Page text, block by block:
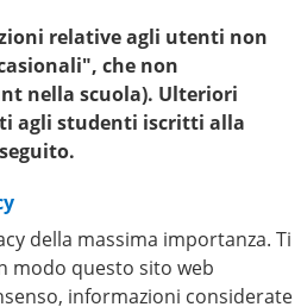
relative agli utenti non
che non
nella scuola). Ulteriori
agli studenti iscritti alla
della massima importanza. Ti
modo questo sito web
informazioni considerate